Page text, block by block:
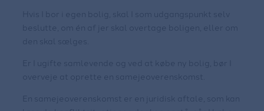
Hvis I bor i egen bolig, skal I som udgangspunkt selv
beslutte, om én af jer skal overtage boligen, eller om
den skal sælges.
Er I ugifte samlevende og ved at købe ny bolig, bør I
overveje at oprette en samejeoverenskomst.
En samejeoverenskomst er en juridisk aftale, som kan